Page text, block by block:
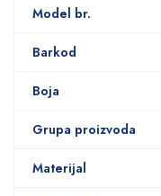
Model br.
Barkod
Boja
Grupa proizvoda
Materijal